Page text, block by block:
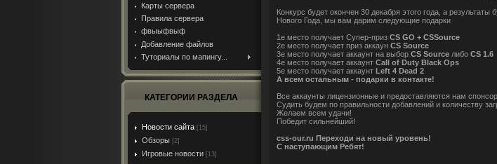
Карты сервера
Правила сервера
фвыыфвыф
Добавление файлов
Туториалы по мапингу...
КАТЕГОРИИ РАЗДЕЛА
Новости сайта [15]
Обзоры [2]
Игровые новости [13]
Конкурс будет окончен 30 декабря этого года, а
Нового Года, мы вам дарим следующие подарки
1е место получает Супер-приз CS GO + CSSource
2е место получает приз аккаун CS Source
3е место получает аккаунт на выбор CS Sourceлибо CS 1.6
4е место получает аккаунт Call of Duty Black Ops
5е место получает аккаунт Left 4 Dead 2
А всем остальным - подарки в контакте!
Все аккаунты лицензионные и предоставляются нам
Судить будем по правильности добавлений и количеству
Желаем всем удачи!
Победит сильнейший!
css-our.ru Переходи на новый уровень!
С наступающим Ребят!